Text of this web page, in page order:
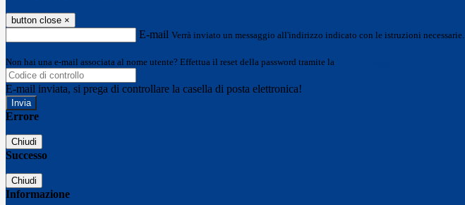
button close ×
E-mail Verrà inviato un messaggio all'indirizzo indicato con le istruzioni necessarie.
Non hai una e-mail associata al nome utente? Effettua il reset della password tramite la
E-mail inviata, si prega di controllare la casella di posta elettronica!
Errore
Chiudi
Successo
Chiudi
Informazione